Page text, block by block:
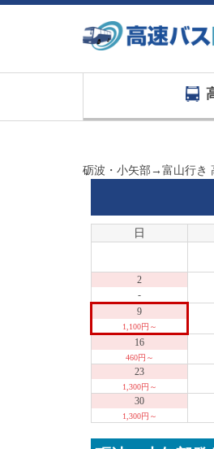
砺波・小矢部→富山行き
日
2
-
9
1,100円～
16
460円～
23
1,300円～
30
1,300円～